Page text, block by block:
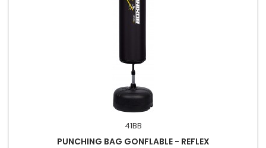
41BB
PUNCHING BAG GONFLABLE - REFLEX